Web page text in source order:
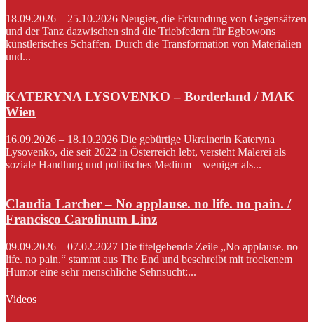
18.09.2026 – 25.10.2026 Neugier, die Erkundung von Gegensätzen
und der Tanz dazwischen sind die Triebfedern für Egbowons
künstlerisches Schaffen. Durch die Transformation von Materialien
und...
KATERYNA LYSOVENKO – Borderland / MAK
Wien
16.09.2026 – 18.10.2026 Die gebürtige Ukrainerin Kateryna
Lysovenko, die seit 2022 in Österreich lebt, versteht Malerei als
soziale Handlung und politisches Medium – weniger als...
Claudia Larcher – No applause. no life. no pain. /
Francisco Carolinum Linz
09.09.2026 – 07.02.2027 Die titelgebende Zeile „No applause. no
life. no pain.“ stammt aus The End und beschreibt mit trockenem
Humor eine sehr menschliche Sehnsucht:...
Videos